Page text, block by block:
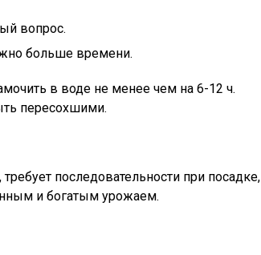
вопрос.
больше времени.
в воде не менее чем на 6-12 ч.
пересохшими.
последовательности при посадке,
и богатым урожаем.